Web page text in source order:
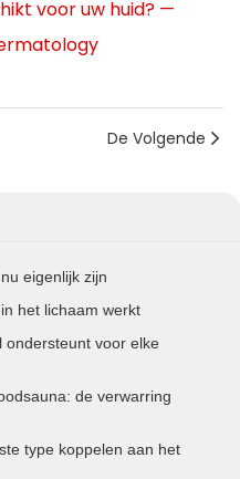
voor uw huid? —
De Volgende
eigenlijk zijn
het lichaam werkt
ondersteunt voor elke
de verwarring
type koppelen aan het